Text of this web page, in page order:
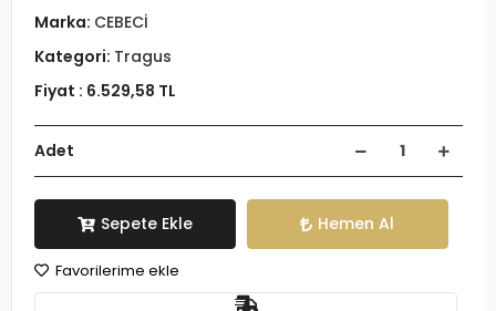
Marka: CEBECİ
Kategori: Tragus
Fiyat : 6.529,58 TL
Adet
Sepete Ekle Hemen Al
Favorilerime ekle